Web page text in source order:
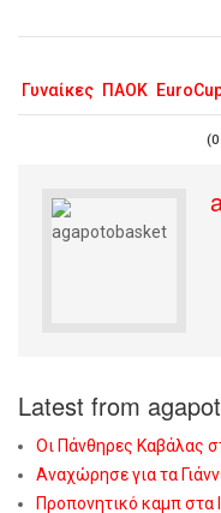
Γυναίκες ΠΑΟΚ
(0
Latest from
Οι Πάνθηρες Καβάλας
Αναχώρησε για τα
Προπονητικό καμπ στα